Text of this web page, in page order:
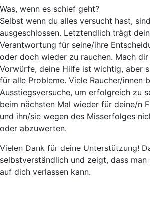
Was, wenn es schief geht?
Selbst wenn du alles versucht hast,
ausgeschlossen. Letztendlich trägt
Verantwortung für seine/ihre
oder doch wieder zu rauchen. Mach
Vorwürfe, deine Hilfe ist wichtig, aber
für alle Probleme. Viele Raucher/innen
Ausstiegsversuche, um erfolgreich zu
beim nächsten Mal wieder für deine/n
und ihn/sie wegen des Misserfolges
oder abzuwerten.
Vielen Dank für deine Unterstützung!
selbstverständlich und zeigt, dass man
auf dich verlassen kann.